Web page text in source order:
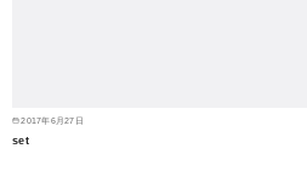
2017年6月27日
set